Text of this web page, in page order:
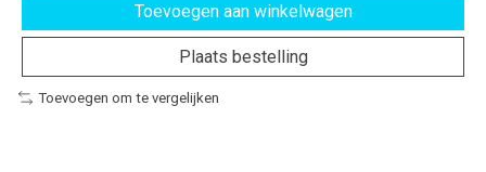
Toevoegen aan winkelwagen
Plaats bestelling
Toevoegen om te vergelijken